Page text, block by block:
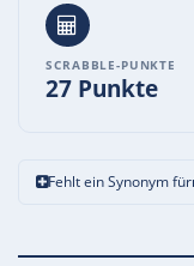
SCRABBLE-PUNKTE
27 Punkte
Fehlt ein Synonym für